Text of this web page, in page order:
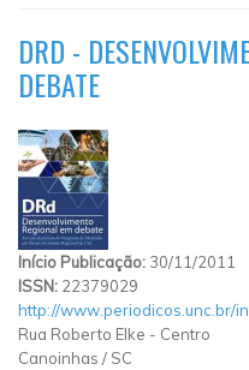
DRD -
DEBATE
Início Publicação: 30/11/2011
ISSN: 22379029
http://www.periodicos.unc.br/
Rua Roberto Elke - Centro
Canoinhas / SC